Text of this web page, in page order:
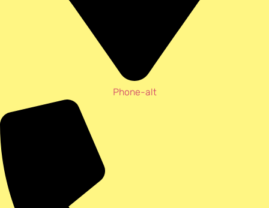
Phone-alt